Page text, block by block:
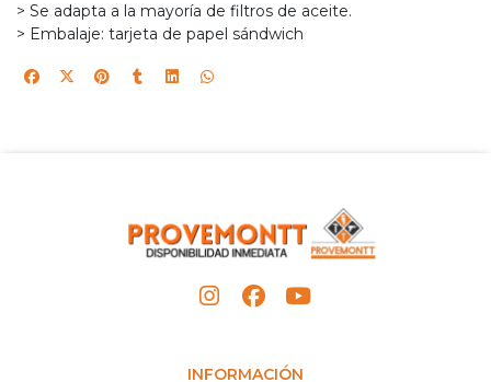
> Se adapta a la mayoría de filtros de aceite.
> Embalaje: tarjeta de papel sándwich
INFORMACIÓN